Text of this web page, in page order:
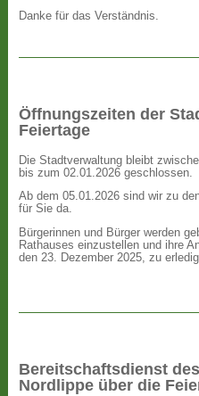
Danke für das Verständnis.
Öffnungszeiten der
Feiertage
Die Stadtverwaltung bleibt
bis zum 02.01.2026 geschlossen.
Ab dem 05.01.2026 sind wir zu
für Sie da.
Bürgerinnen und Bürger werden
Rathauses einzustellen und ihre
den 23. Dezember 2025, zu
Bereitschaftsdienst
Nordlippe über die